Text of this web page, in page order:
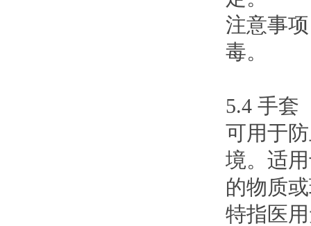
注意事
毒。
5.4 手套
可用于
境。适
的物质
特指医